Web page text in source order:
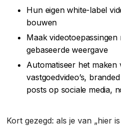
Hun eigen white-label
bouwen
Maak
gebaseerde weergave
Automatiseer het maken
vastgoedvideo’s,
posts op sociale media,
Kort gezegd: als je van „hier